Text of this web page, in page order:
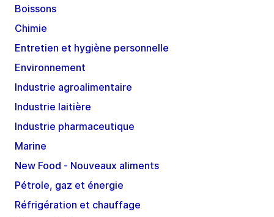
Boissons
Chimie
Entretien et hygiène personnelle
Environnement
Industrie agroalimentaire
Industrie laitière
Industrie pharmaceutique
Marine
New Food - Nouveaux aliments
Pétrole, gaz et énergie
Réfrigération et chauffage